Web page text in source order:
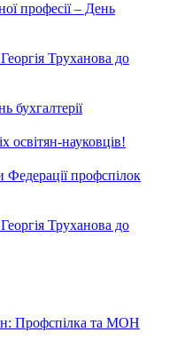
професії – День
Труханова до
бухгалтерії
освітян-науковців!
Федерації профспілок
Труханова до
Профспілка та МОН